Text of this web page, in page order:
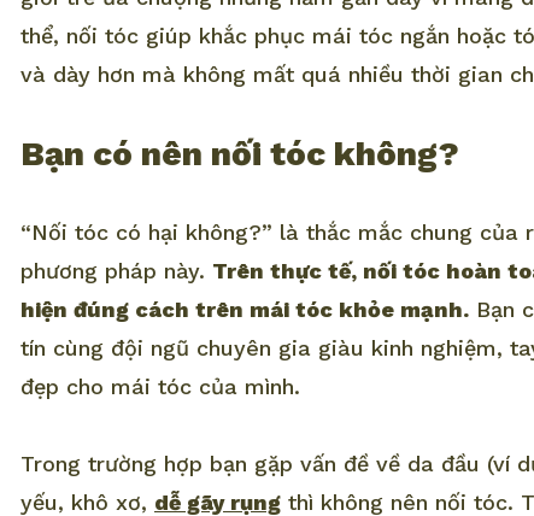
thể, nối tóc giúp khắc phục mái tóc ngắn hoặc
và dày hơn mà không mất quá nhiều thời gian
Bạn có nên nối tóc không?
“Nối tóc có hại không?” là thắc mắc chung của
phương pháp này. Trên thực tế, nối tóc hoàn
hiện đúng cách trên mái tóc khỏe mạnh. Bạn
tín cùng đội ngũ chuyên gia giàu kinh nghiệm,
đẹp cho mái tóc của mình.
Trong trường hợp bạn gặp vấn đề về da đầu (ví
yếu, khô xơ, dễ gãy rụng thì không nên nối tóc.